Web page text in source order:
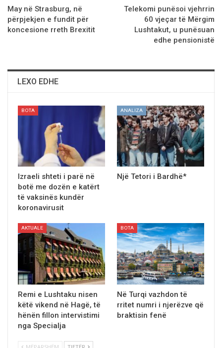
May në Strasburg, në
përpjekjen e fundit për
koncesione rreth Brexitit
Telekomi punësoi vjehrrin
60 vjeçar të Mërgim
Lushtakut, u punësuan
edhe pensionistë
LEXO EDHE
BOTA
Izraeli shteti i parë në
botë me dozën e katërt
të vaksinës kundër
koronavirusit
ANALIZA
Një Tetori i Bardhë*
AKTUALE
Remi e Lushtaku nisen
këtë vikend në Hagë, të
hënën fillon intervistimi
nga Specialja
BOTA
Në Turqi vazhdon të
rritet numri i njerëzve që
braktisin fenë